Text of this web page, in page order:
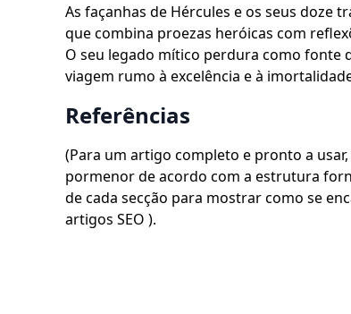
As façanhas de Hércules e os seus doze
que combina proezas heróicas com
O seu legado mítico perdura como fonte
viagem rumo à excelência e à
Referências
(Para um artigo completo e pronto a
pormenor de acordo com a estrutura
de cada secção para mostrar como se
artigos SEO ).